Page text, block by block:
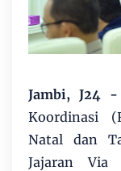
Jambi, J24 -
Koordinasi
Natal dan
Jajaran Via